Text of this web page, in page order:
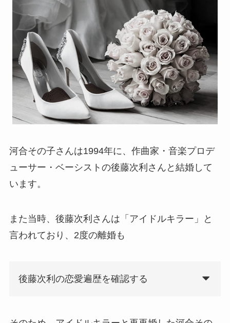
河合その子さんは1994年に、作曲家・音楽プロデ
ューサー・ベーシストの後藤次利さんと結婚して
います。
また当時、後藤次利さんは「アイドルキラー」と
言われており、2度の離婚も
後藤次利の恋愛遍歴を確認する